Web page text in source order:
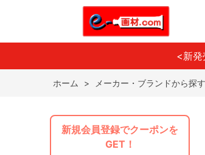
<新
ホーム > メーカー・ブランドから探す
新規会員登録でクーポンを
GET！